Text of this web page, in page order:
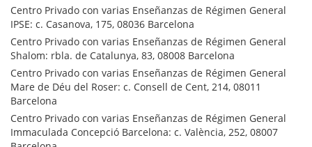
Centro Privado con varias Enseñanzas de Régimen General
IPSE: c. Casanova, 175, 08036 Barcelona
Centro Privado con varias Enseñanzas de Régimen General
Shalom: rbla. de Catalunya, 83, 08008 Barcelona
Centro Privado con varias Enseñanzas de Régimen General
Mare de Déu del Roser: c. Consell de Cent, 214, 08011
Barcelona
Centro Privado con varias Enseñanzas de Régimen General
Immaculada Concepció Barcelona: c. València, 252, 08007